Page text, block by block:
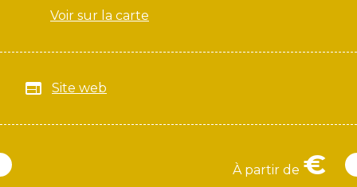
Voir sur la carte
Site web
À partir de €